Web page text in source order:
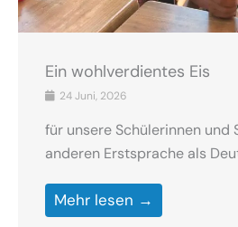
Ein wohlverdientes Eis
24 Juni, 2026
für unsere Schülerinnen und
anderen Erstsprache als
Mehr lesen →